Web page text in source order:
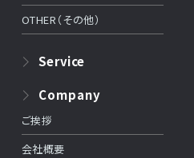
OTHER（その他）
Service
Company
ご挨拶
会社概要